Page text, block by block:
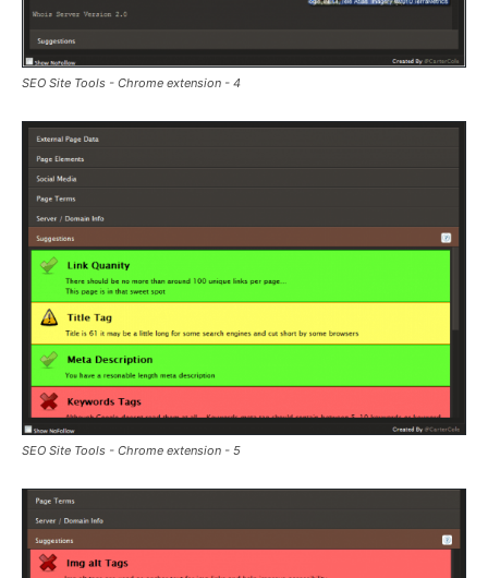
SEO Site Tools - Chrome extension - 4
SEO Site Tools - Chrome extension - 5